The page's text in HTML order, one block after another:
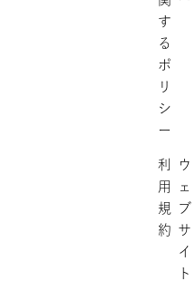
す
る
ポ
リ
シ
ー
利
用
規
約
ウ
ェ
ブ
サ
イ
ト